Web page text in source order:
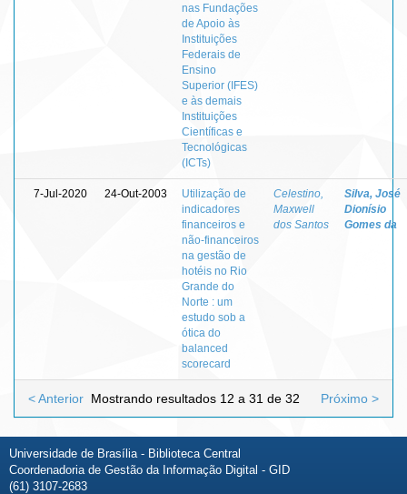
nas Fundações
de Apoio às
Instituições
Federais de
Ensino
Superior (IFES)
e às demais
Instituições
Científicas e
Tecnológicas
(ICTs)
7-Jul-2020 24-Out-2003
Utilização de
indicadores
financeiros e
não-financeiros
na gestão de
hotéis no Rio
Grande do
Norte : um
estudo sob a
ótica do
balanced
scorecard
Celestino,
Maxwell
dos Santos
Silva, José
Dionísio
Gomes da
Mostrando resultados 12 a 31 de 32
< Anterior Próximo >
Universidade de Brasília - Biblioteca Central
Coordenadoria de Gestão da Informação Digital - GID
(61) 3107-2683